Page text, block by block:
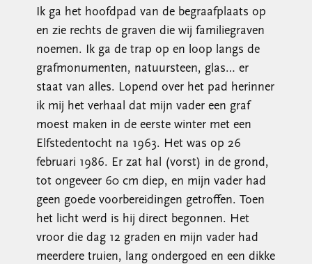
Ik ga het hoofdpad van de begraafplaats op
en zie rechts de graven die wij familiegraven
noemen. Ik ga de trap op en loop langs de
grafmonumenten, natuursteen, glas… er
staat van alles. Lopend over het pad herinner
ik mij het verhaal dat mijn vader een graf
moest maken in de eerste winter met een
Elfstedentocht na 1963. Het was op 26
februari 1986. Er zat hal (vorst) in de grond,
tot ongeveer 60 cm diep, en mijn vader had
geen goede voorbereidingen getroffen. Toen
het licht werd is hij direct begonnen. Het
vroor die dag 12 graden en mijn vader had
meerdere truien, lang ondergoed en een dikke